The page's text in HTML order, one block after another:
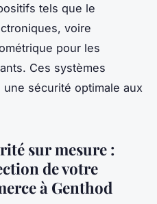
tels que le
voire
pour les
Ces systèmes
sécurité optimale aux
sur mesure :
de votre
à Genthod